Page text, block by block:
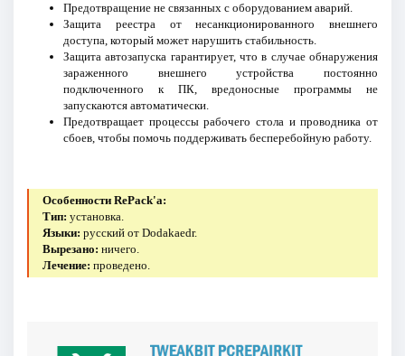
Предотвращение не связанных с оборудованием аварий.
Защита реестра от несанкционированного внешнего
доступа, который может нарушить стабильность.
Защита автозапуска гарантирует, что в случае обнаружения
зараженного внешнего устройства постоянно
подключенного к ПК, вредоносные программы не
запускаются автоматически.
Предотвращает процессы рабочего стола и проводника от
сбоев, чтобы помочь поддерживать бесперебойную работу.
Особенности RePack'a:
Тип: установка.
Языки: русский от Dodakaedr.
Вырезано: ничего.
Лечение: проведено.